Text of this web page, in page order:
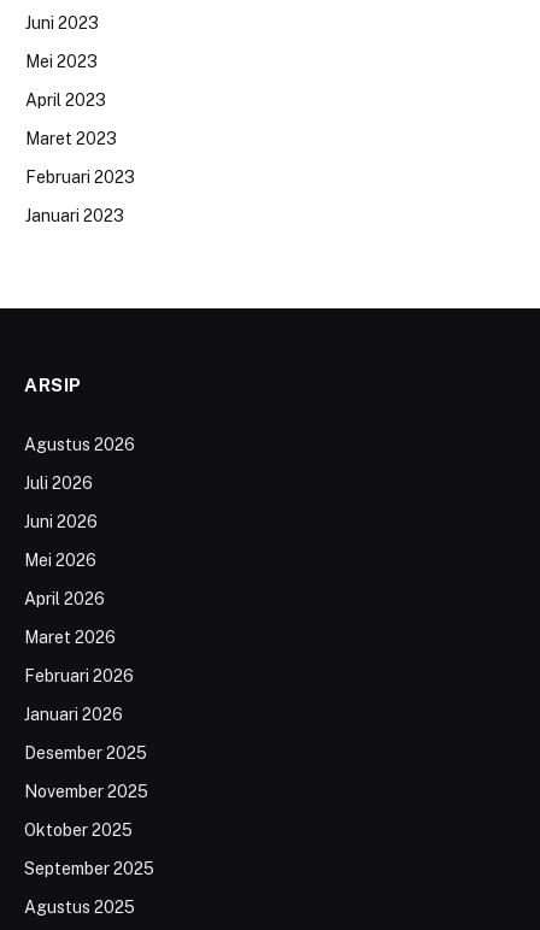
Juni 2023
Mei 2023
April 2023
Maret 2023
Februari 2023
Januari 2023
ARSIP
Agustus 2026
Juli 2026
Juni 2026
Mei 2026
April 2026
Maret 2026
Februari 2026
Januari 2026
Desember 2025
November 2025
Oktober 2025
September 2025
Agustus 2025